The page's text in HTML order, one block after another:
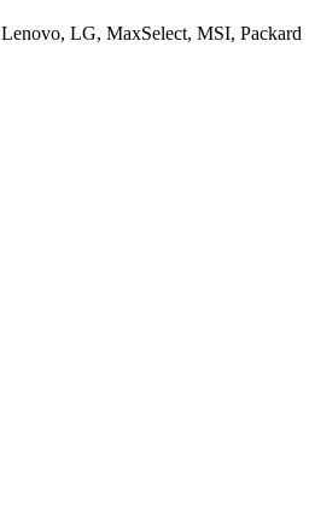
LG, MaxSelect, MSI, Packard